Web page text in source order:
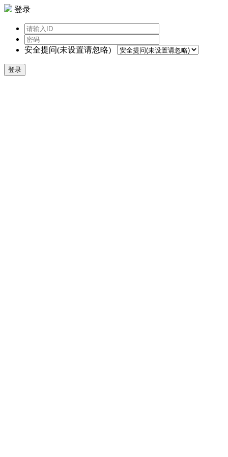
登录
安全提问(未设置请忽略)
登录